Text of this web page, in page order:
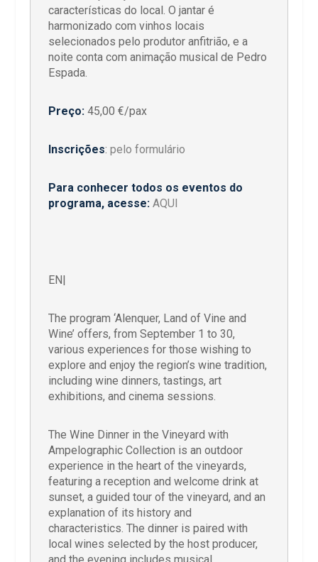
características do local. O jantar é
harmonizado com vinhos locais
selecionados pelo produtor anfitrião, e a
noite conta com animação musical de Pedro
Espada.
Preço: 45,00 €/pax
Inscrições:pelo formulário
Para conhecer todos os eventos do
programa, acesse: AQUI
EN|
The program ‘Alenquer, Land of Vine and
Wine’ offers, from September 1 to 30,
various experiences for those wishing to
explore and enjoy the region’s wine tradition,
including wine dinners, tastings, art
exhibitions, and cinema sessions.
The Wine Dinner in the Vineyard with
Ampelographic Collection is an outdoor
experience in the heart of the vineyards,
featuring a reception and welcome drink at
sunset, a guided tour of the vineyard, and an
explanation of its history and
characteristics. The dinner is paired with
local wines selected by the host producer,
and the evening includes musical